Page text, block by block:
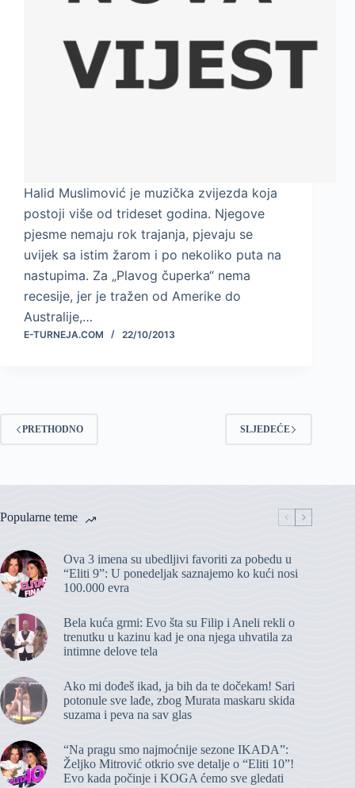
Halid Muslimović je muzička zvijezda koja
postoji više od trideset godina. Njegove
pjesme nemaju rok trajanja, pjevaju se
uvijek sa istim žarom i po nekoliko puta na
nastupima. Za „Plavog čuperka“ nema
recesije, jer je tražen od Amerike do
Australije,…
E-TURNEJA.COM 22/10/2013
PRETHODNO SLJEDEĆE
Popularne teme
Ova 3 imena su ubedljivi favoriti za pobedu u
“Eliti 9”: U ponedeljak saznajemo ko kući nosi
100.000 evra
Bela kuća grmi: Evo šta su Filip i Aneli rekli o
trenutku u kazinu kad je ona njega uhvatila za
intimne delove tela
Ako mi dođeš ikad, ja bih da te dočekam! Sari
potonule sve lađe, zbog Murata maskaru skida
suzama i peva na sav glas
“Na pragu smo najmoćnije sezone IKADA”:
Željko Mitrović otkrio sve detalje o “Eliti 10”!
Evo kada počinje i KOGA ćemo sve gledati